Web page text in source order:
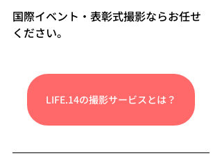
国際イベント・表彰式撮影ならお任せ
ください。
LIFE.14の撮影サービスとは？